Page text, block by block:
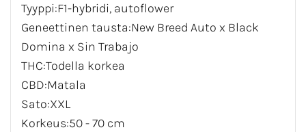
Tyyppi:F1-hybridi, autoflower
Geneettinen tausta:New Breed Auto x Black
Domina x Sin Trabajo
THC:Todella korkea
CBD:Matala
Sato:XXL
Korkeus:50 - 70 cm